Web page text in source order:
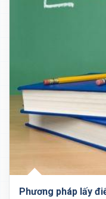
Phương pháp lấy